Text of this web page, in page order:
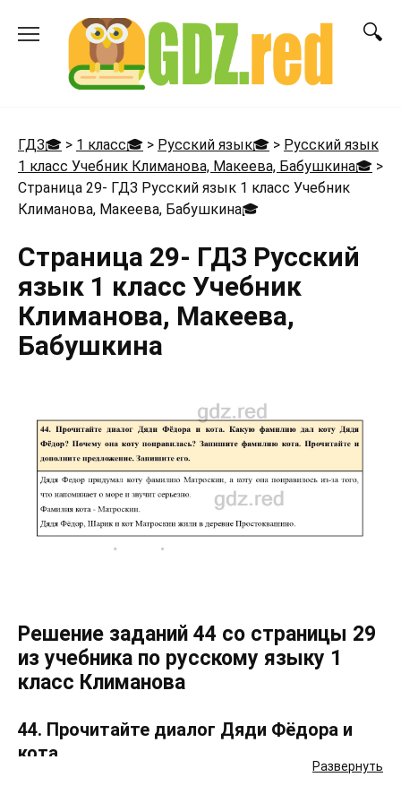
ГДЗ🎓 > 1 класс🎓 > Русский язык🎓 > Русский язык
1 класс Учебник Климанова, Макеева, Бабушкина🎓 >
Страница 29- ГДЗ Русский язык 1 класс Учебник
Климанова, Макеева, Бабушкина🎓
Страница 29- ГДЗ Русский
язык 1 класс Учебник
Климанова, Макеева,
Бабушкина
Развернуть
Решение заданий 44 со страницы 29
из учебника по русскому языку 1
класс Климанова
44. Прочитайте диалог Дяди Фёдора и
кота.